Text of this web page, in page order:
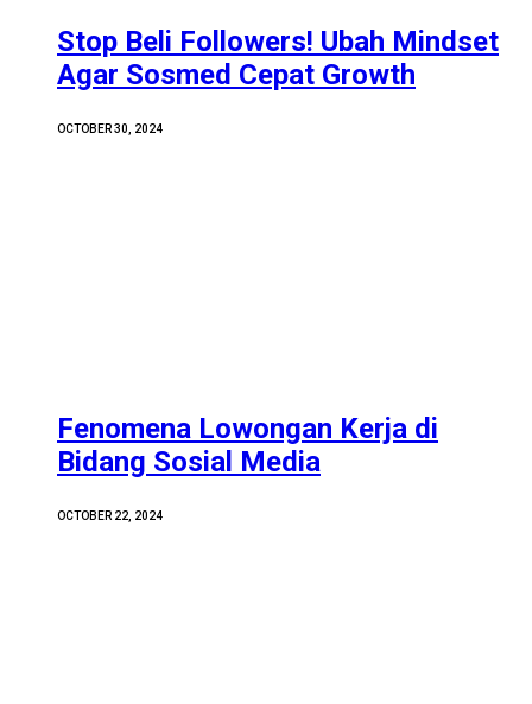
Stop Beli Followers! Ubah Mindset
Agar Sosmed Cepat Growth
OCTOBER 30, 2024
Fenomena Lowongan Kerja di
Bidang Sosial Media
OCTOBER 22, 2024